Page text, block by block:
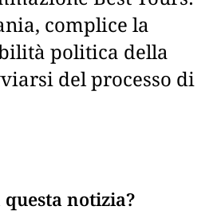
complice la
politica della
del processo di
notizia?